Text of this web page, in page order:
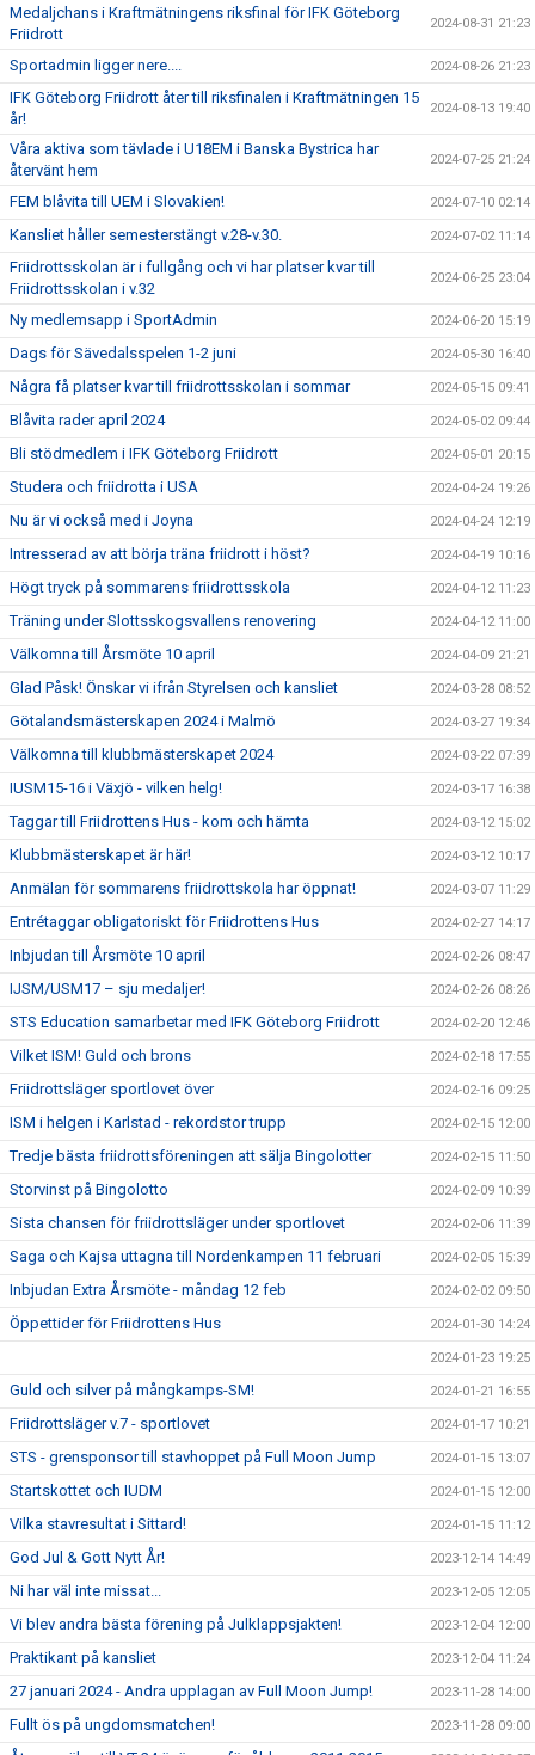
Medaljchans i Kraftmätningens riksfinal för IFK Göteborg
Friidrott
2024-08-31 21:23
Sportadmin ligger nere.... 2024-08-26 21:23
IFK Göteborg Friidrott åter till riksfinalen i Kraftmätningen 15
år!
2024-08-13 19:40
Våra aktiva som tävlade i U18EM i Banska Bystrica har
återvänt hem
2024-07-25 21:24
FEM blåvita till UEM i Slovakien! 2024-07-10 02:14
Kansliet håller semesterstängt v.28-v.30. 2024-07-02 11:14
Friidrottsskolan är i fullgång och vi har platser kvar till
Friidrottsskolan i v.32
2024-06-25 23:04
Ny medlemsapp i SportAdmin 2024-06-20 15:19
Dags för Sävedalsspelen 1-2 juni 2024-05-30 16:40
Några få platser kvar till friidrottsskolan i sommar 2024-05-15 09:41
Blåvita rader april 2024 2024-05-02 09:44
Bli stödmedlem i IFK Göteborg Friidrott 2024-05-01 20:15
Studera och friidrotta i USA 2024-04-24 19:26
Nu är vi också med i Joyna 2024-04-24 12:19
Intresserad av att börja träna friidrott i höst? 2024-04-19 10:16
Högt tryck på sommarens friidrottsskola 2024-04-12 11:23
Träning under Slottsskogsvallens renovering 2024-04-12 11:00
Välkomna till Årsmöte 10 april 2024-04-09 21:21
Glad Påsk! Önskar vi ifrån Styrelsen och kansliet 2024-03-28 08:52
Götalandsmästerskapen 2024 i Malmö 2024-03-27 19:34
Välkomna till klubbmästerskapet 2024 2024-03-22 07:39
IUSM15-16 i Växjö - vilken helg! 2024-03-17 16:38
Taggar till Friidrottens Hus - kom och hämta 2024-03-12 15:02
Klubbmästerskapet är här! 2024-03-12 10:17
Anmälan för sommarens friidrottskola har öppnat! 2024-03-07 11:29
Entrétaggar obligatoriskt för Friidrottens Hus 2024-02-27 14:17
Inbjudan till Årsmöte 10 april 2024-02-26 08:47
IJSM/USM17 – sju medaljer! 2024-02-26 08:26
STS Education samarbetar med IFK Göteborg Friidrott 2024-02-20 12:46
Vilket ISM! Guld och brons 2024-02-18 17:55
Friidrottsläger sportlovet över 2024-02-16 09:25
ISM i helgen i Karlstad - rekordstor trupp 2024-02-15 12:00
Tredje bästa friidrottsföreningen att sälja Bingolotter 2024-02-15 11:50
Storvinst på Bingolotto 2024-02-09 10:39
Sista chansen för friidrottsläger under sportlovet 2024-02-06 11:39
Saga och Kajsa uttagna till Nordenkampen 11 februari 2024-02-05 15:39
Inbjudan Extra Årsmöte - måndag 12 feb 2024-02-02 09:50
Öppettider för Friidrottens Hus 2024-01-30 14:24
2024-01-23 19:25
Guld och silver på mångkamps-SM! 2024-01-21 16:55
Friidrottsläger v.7 - sportlovet 2024-01-17 10:21
STS - grensponsor till stavhoppet på Full Moon Jump 2024-01-15 13:07
Startskottet och IUDM 2024-01-15 12:00
Vilka stavresultat i Sittard! 2024-01-15 11:12
God Jul & Gott Nytt År! 2023-12-14 14:49
Ni har väl inte missat... 2023-12-05 12:05
Vi blev andra bästa förening på Julklappsjakten! 2023-12-04 12:00
Praktikant på kansliet 2023-12-04 11:24
27 januari 2024 - Andra upplagan av Full Moon Jump! 2023-11-28 14:00
Fullt ös på ungdomsmatchen! 2023-11-28 09:00